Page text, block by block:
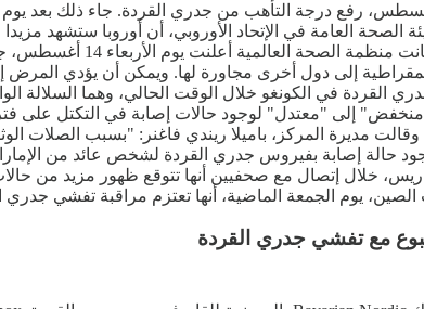
المركز الأوروبي للوقاية من الأمراض ومكافحتها، يوم الجمعة 16 أغسطس، رفع درجة
العامة في الإتحاد الأوروبي، أن أوروبا ستشهد مزيدا
لكن خطر إستمرار إنتقال
القردة في الكونغو خلال الوقت الحالي، وهما
إلى "معتدل" لوجود حالات إصابة في التكتل على
مديرة المركز، باميلا ريندي فاغنر: "بسبب الصلات
حالة إصابة بفيروس جدري القردة لشخص عائد من
مارغريت هاريس، خلال إتصال مع صحفيين أنها تتوقع ظهور
يوم الجمعة الماضية، أنها تعتزم مراقبة تفشي جدري